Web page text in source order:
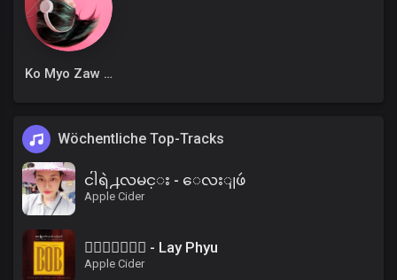
Ko Myo Zaw Win
Wöchentliche Top-Tracks
ငါရဲ႕လမင္း - ေလးျဖဴ
Apple Cider
၀ိေရာဓိ - Lay Phyu
Apple Cider